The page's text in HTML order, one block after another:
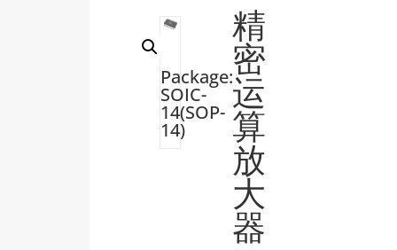
Package:
SOIC-
14(SOP-
14)
精
密
运
算
放
大
器